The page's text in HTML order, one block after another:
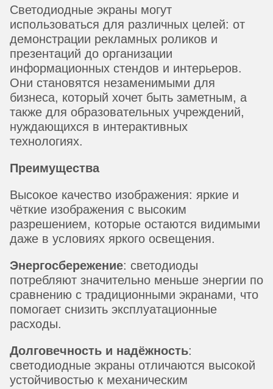
Светодиодные экраны могут
использоваться для различных целей: от
демонстрации рекламных роликов и
презентаций до организации
информационных стендов и интерьеров.
Они становятся незаменимыми для
бизнеса, который хочет быть заметным, а
также для образовательных учреждений,
нуждающихся в интерактивных
технологиях.
Преимущества
Высокое качество изображения: яркие и
чёткие изображения с высоким
разрешением, которые остаются видимыми
даже в условиях яркого освещения.
Энергосбережение: светодиоды
потребляют значительно меньше энергии по
сравнению с традиционными экранами, что
помогает снизить эксплуатационные
расходы.
Долговечность и надёжность:
светодиодные экраны отличаются высокой
устойчивостью к механическим